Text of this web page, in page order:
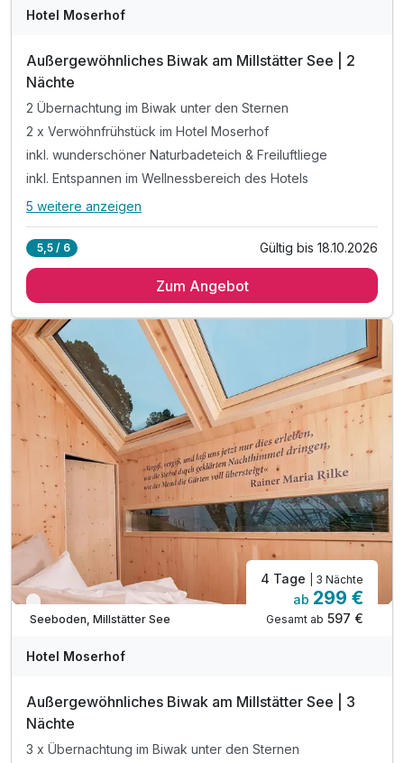
Ausstattung
Zusatznächte
Für 4 Tage p.P. ab315,00 €
Hotel Moserhof
Außergewöhnliches Biwak am Millstätter See | 2
Nächte
2 Übernachtung im Biwak unter den Sternen
2 x Verwöhnfrühstück im Hotel Moserhof
inkl. wunderschöner Naturbadeteich & Freiluftliege
inkl. Entspannen im Wellnessbereich des Hotels
Alle Inklusivleistungen
2 x Verwöhnfrühstück im Hotel Moserhof
inkl. Entspannen im Wellnessbereich des Hotels
inkl. Heublumen-Sanarium, Zirben-Sauna & Terrasse
inkl. Kamillen-Soledampfbad & Infrarotkabine
inkl. Relax-Zentrum mit Hallenbad & Fitnessraum
inkl. Badetasche mit Bademantel &-tücher
inkl. Parkplatz direkt vor dem Hotel
5 weitere anzeigen
5,5 / 6 Gültig bis 18.10.2026
Zum Angebot
Nur noch bis Oktober
Seeboden, Millstätter See
4 Tage | 3 Nächte
ab 299 €
Gesamt ab 597 €
Hotel Moserhof
Außergewöhnliches Biwak am Millstätter See | 3
Nächte
3 x Übernachtung im Biwak unter den Sternen